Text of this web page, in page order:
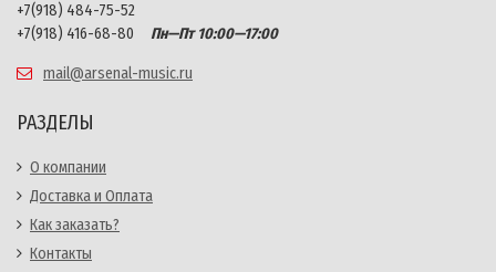
+7(918) 484-75-52
+7(918) 416-68-80
Пн—Пт 10:00—17:00
mail@arsenal-music.ru
РАЗДЕЛЫ
О компании
Доставка и Оплата
Как заказать?
Контакты